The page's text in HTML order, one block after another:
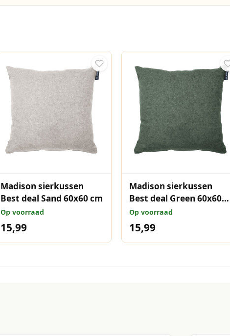
Madison sierkussen
Best deal Sand 60x60 cm
Op voorraad
15,99
Madison sierkussen
Best deal Green 60x60
cm
Op voorraad
15,99